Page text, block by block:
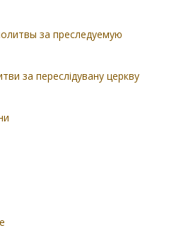
за преследуемую
за переслідувану церкву